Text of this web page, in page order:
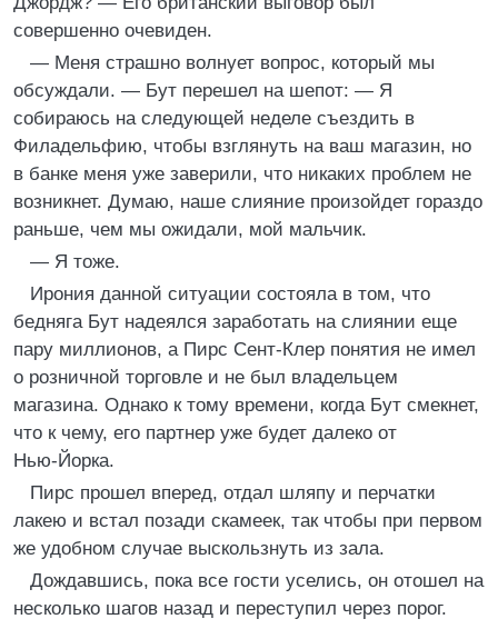
совершенно очевиден.
— Меня страшно волнует вопрос, который мы
обсуждали. — Бут перешел на шепот: — Я
собираюсь на следующей неделе съездить в
Филадельфию, чтобы взглянуть на ваш магазин, но
в банке меня уже заверили, что никаких проблем не
возникнет. Думаю, наше слияние произойдет гораздо
раньше, чем мы ожидали, мой мальчик.
— Я тоже.
Ирония данной ситуации состояла в том, что
бедняга Бут надеялся заработать на слиянии еще
пару миллионов, а Пирс Сент‑Клер понятия не имел
о розничной торговле и не был владельцем
магазина. Однако к тому времени, когда Бут смекнет,
что к чему, его партнер уже будет далеко от
Нью‑Йорка.
Пирс прошел вперед, отдал шляпу и перчатки
лакею и встал позади скамеек, так чтобы при первом
же удобном случае выскользнуть из зала.
Дождавшись, пока все гости уселись, он отошел на
несколько шагов назад и переступил через порог.